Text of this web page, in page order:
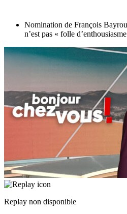
Nomination de François
n’est pas « folle
Replay non disponible